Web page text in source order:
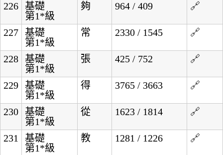
226
基礎
第1*級
夠 964 / 409 🔗
227
基礎
第1*級
常 2330 / 1545 🔗
228
基礎
第1*級
張 425 / 752 🔗
229
基礎
第1*級
得 3765 / 3663 🔗
230
基礎
第1*級
從 1623 / 1814 🔗
231
基礎
第1*級
教 1281 / 1226 🔗